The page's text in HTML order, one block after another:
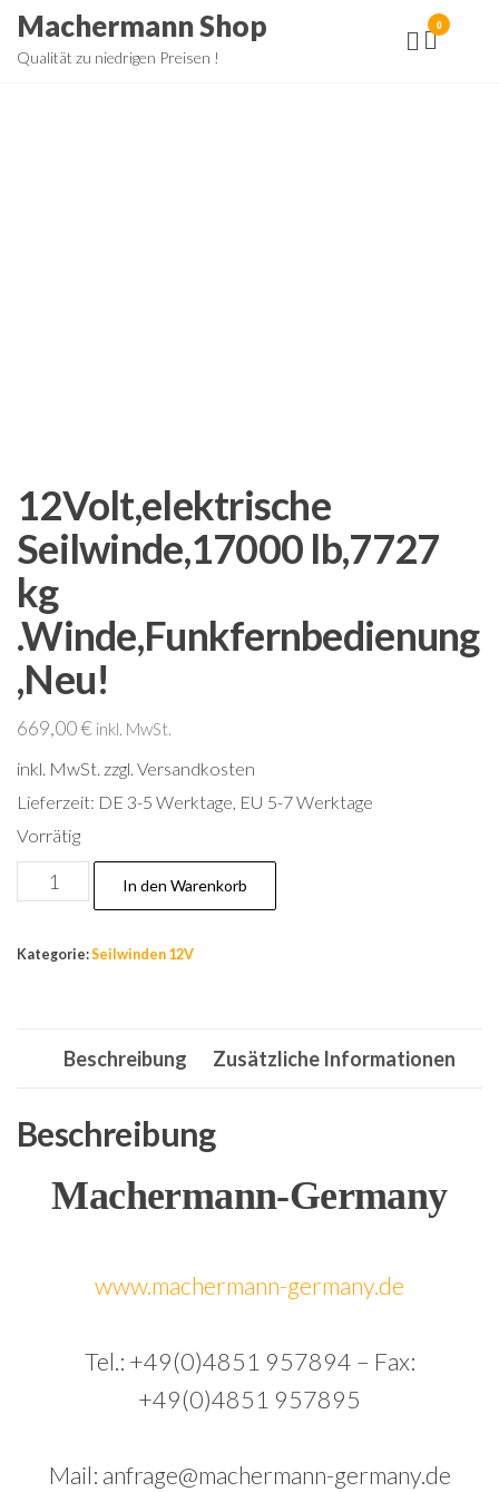
ZumMachermann Shop
Qualität zu niedrigen Preisen !
0
12Volt,elektrische
Seilwinde,17000 lb,7727
kg
.Winde,Funkfernbedienung
,Neu!
669,00€ inkl. MwSt.
inkl. MwSt. zzgl. Versandkosten
Lieferzeit: DE 3-5 Werktage, EU 5-7 Werktage
Vorrätig
12Volt,elektrische
Seilwinde,17000
In den Warenkorb
Kategorie:Seilwinden 12V
Beschreibung Zusätzliche Informationen
Beschreibung
Machermann-Germany
www.machermann-germany.de
Tel.: +49(0)4851 957894 – Fax:
+49(0)4851 957895
Mail: anfrage@machermann-germany.de